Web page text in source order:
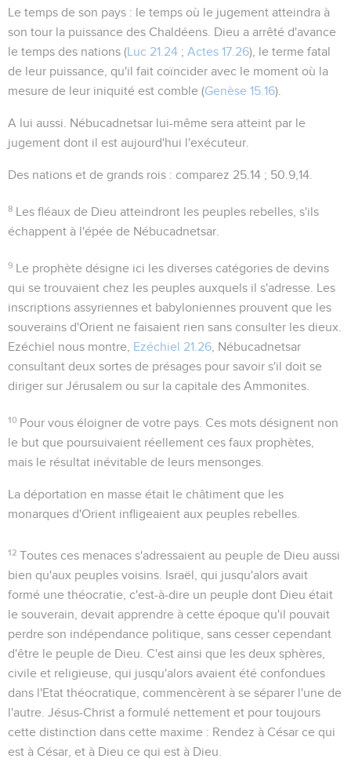
Le temps de son pays : le temps où le jugement atteindra à
son tour la puissance des Chaldéens. Dieu a arrêté d'avance
le temps des nations (Luc 21.24 ; Actes 17.26), le terme fatal
de leur puissance, qu'il fait coïncider avec le moment où la
mesure de leur iniquité est comble (Genèse 15.16).
A lui aussi . Nébucadnetsar lui-même sera atteint par le
jugement dont il est aujourd'hui l'exécuteur.
Des nations et de grands rois : comparez 25.14 ; 50.9,14
8 Les fléaux de Dieu atteindront les peuples rebelles, s'ils
échappent à l'épée de Nébucadnetsar.
9 Le prophète désigne ici les diverses catégories de devins
qui se trouvaient chez les peuples auxquels il s'adresse. Les
inscriptions assyriennes et babyloniennes prouvent que les
souverains d'Orient ne faisaient rien sans consulter les dieux.
Ezéchiel nous montre, Ezéchiel 21.26 , Nébucadnetsar
consultant deux sortes de présages pour savoir s'il doit se
diriger sur Jérusalem ou sur la capitale des Ammonites.
10 Pour vous éloigner de votre pays . Ces mots désignent non
le but que poursuivaient réellement ces faux prophètes,
mais le résultat inévitable de leurs mensonges.
La déportation en masse était le châtiment que les
monarques d'Orient infligeaient aux peuples rebelles.
12 Toutes ces menaces s'adressaient au peuple de Dieu aussi
bien qu'aux peuples voisins. Israël, qui jusqu'alors avait
formé une théocratie, c'est-à-dire un peuple dont Dieu était
le souverain, devait apprendre à cette époque qu'il pouvait
perdre son indépendance politique, sans cesser cependant
d'être le peuple de Dieu. C'est ainsi que les deux sphères,
civile et religieuse, qui jusqu'alors avaient été confondues
dans l'Etat théocratique, commencèrent à se séparer l'une de
l'autre. Jésus-Christ a formulé nettement et pour toujours
cette distinction dans cette maxime : Rendez à César ce qui
est à César, et à Dieu ce qui est à Dieu